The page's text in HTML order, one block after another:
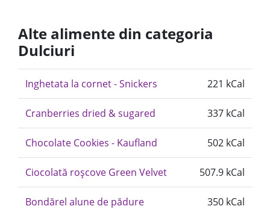
Alte alimente din categoria
Dulciuri
Inghetata la cornet - Snickers 221 kCal
Cranberries dried & sugared 337 kCal
Chocolate Cookies - Kaufland 502 kCal
Ciocolată roșcove Green Velvet 507.9 kCal
Bondărel alune de pădure 350 kCal